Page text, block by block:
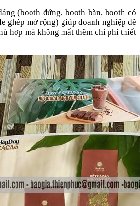
(booth đứng, booth bàn, booth có
ghép mở rộng) giúp doanh nghiệp dễ
hợp mà không mất thêm chi phí thiết